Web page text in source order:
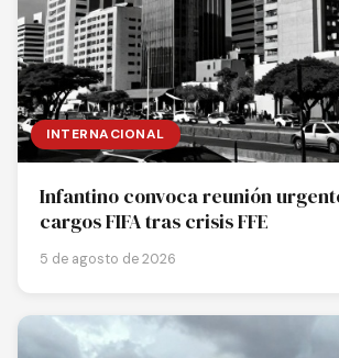
INTERNACIONAL
Infantino convoca reunión
cargos FIFA tras crisis FFE
5 de agosto de 2026